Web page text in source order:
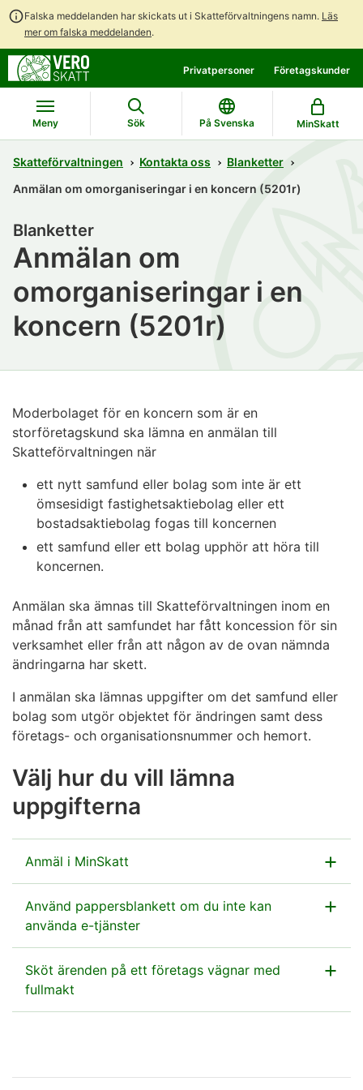
Falska meddelanden har skickats ut i Skatteförvaltningens namn. Läs
mer om falska meddelanden.
direkt
till
innehållet
till
hela
webbplatsens
sökning
Privatpersoner Företagskunder
Meny Sök På Svenska MinSkatt
Skatteförvaltningen Kontakta oss
Blanketter
Anmälan om omorganiseringar i en koncern (5201r)
Anmälan om
omorganiseringar i en
koncern (5201r)
Blanketter
Moderbolaget för en koncern som är en
storföretagskund ska lämna en anmälan till
Skatteförvaltningen när
ett nytt samfund eller bolag som inte är ett
ömsesidigt fastighetsaktiebolag eller ett
bostadsaktiebolag fogas till koncernen
ett samfund eller ett bolag upphör att höra till
koncernen.
Anmälan ska ämnas till Skatteförvaltningen inom en
månad från att samfundet har fått koncession för sin
verksamhet eller från att någon av de ovan nämnda
ändringarna har skett.
I anmälan ska lämnas uppgifter om det samfund eller
bolag som utgör objektet för ändringen samt dess
företags- och organisationsnummer och hemort.
Välj hur du vill lämna
uppgifterna
Anmäl i MinSkatt
Lämna anmälan i MinSkatt.
Gå till MinSkatt
Använd pappersblankett om du inte kan
använda e-tjänster
Blanketten ska skickas till adressen:
Skatteförvaltningen
Optisk läsning av samfundsblanketter
Sköt ärenden på ett företags vägnar med
fullmakt
osio